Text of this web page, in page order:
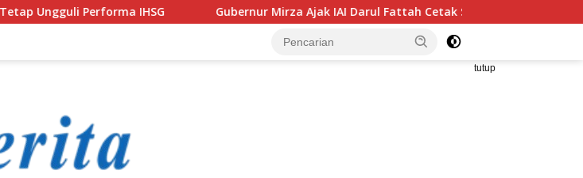
IHSG Gubernur Mirza Ajak IAI Darul Fattah Cetak SDM Adaptif Berlandaskan Nilai Agama
tutup